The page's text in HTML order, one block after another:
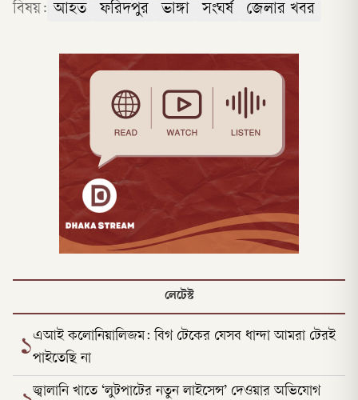
বিষয়: আহত ফরিদপুর ভাঙ্গা সংঘর্ষ জেলার খবর
লেটেস্ট
১এআই কলোনিয়ালিজম: বিগ টেকের যেসব ধান্দা আমরা টেরই
পাইতেছি না
জ্বালানি খাতে ‘লুটপাটের নতুন লাইসেন্স’ দেওয়ার অভিযোগ